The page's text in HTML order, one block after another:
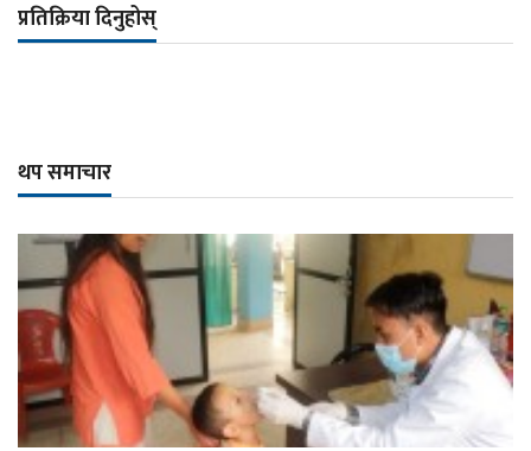
प्रतिक्रिया दिनुहोस्
थप समाचार